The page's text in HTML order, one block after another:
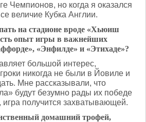
Чемпионов, но когда я оказался
величие Кубка Англии.
на стадионе вроде «Хьюиш
опыт игры в важнейших
«Энфилде» и «Этихаде»?
большой интерес,
никогда не были в Йовиле и
Мне рассказывали, что
будут безумно рады их победе
получится захватывающей.
домашний трофей,